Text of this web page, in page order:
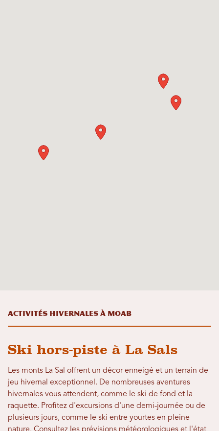
Activités hivernales à Moab
Ski hors-piste à La Sals
Les monts La Sal offrent un décor enneigé et un terrain de
jeu hivernal exceptionnel. De nombreuses aventures
hivernales vous attendent, comme le ski de fond et la
raquette. Profitez d'excursions d'une demi-journée ou de
plusieurs jours, comme le ski entre yourtes en pleine